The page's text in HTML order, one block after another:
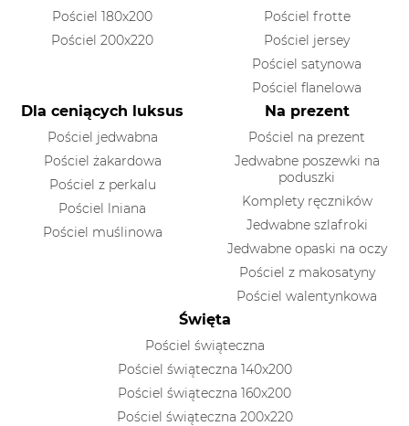
Pościel 180x200
Pościel 200x220
Pościel frotte
Pościel jersey
Pościel satynowa
Pościel flanelowa
Dla ceniących luksus
Pościel jedwabna
Pościel żakardowa
Pościel z perkalu
Pościel lniana
Pościel muślinowa
Na prezent
Pościel na prezent
Jedwabne poszewki na
poduszki
Komplety ręczników
Jedwabne szlafroki
Jedwabne opaski na oczy
Pościel z makosatyny
Pościel walentynkowa
Święta
Pościel świąteczna
Pościel świąteczna 140x200
Pościel świąteczna 160x200
Pościel świąteczna 200x220